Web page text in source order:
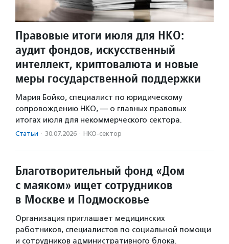
Правовые итоги июля для НКО:
аудит фондов, искусственный
интеллект, криптовалюта и новые
меры государственной поддержки
Мария Бойко, специалист по юридическому
сопровождению НКО, — о главных правовых
итогах июля для некоммерческого сектора.
Статьи · 30.07.2026 · НКО-сектор
Благотворительный фонд «Дом
с маяком» ищет сотрудников
в Москве и Подмосковье
Организация приглашает медицинских
работников, специалистов по социальной помощи
и сотрудников административного блока.